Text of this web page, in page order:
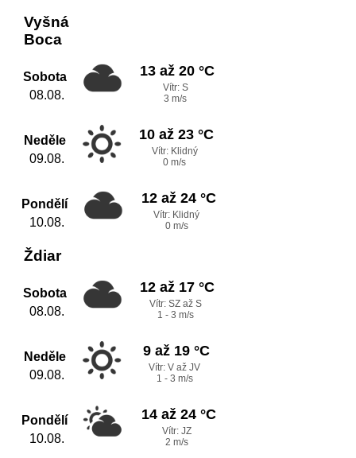
Vyšná
Boca
Sobota
08.08.
13 až 20 °C
Vítr: S
3 m/s
Neděle
09.08.
10 až 23 °C
Vítr: Klidný
0 m/s
Pondělí
10.08.
12 až 24 °C
Vítr: Klidný
0 m/s
Ždiar
Sobota
08.08.
12 až 17 °C
Vítr: SZ až S
1 - 3 m/s
Neděle
09.08.
9 až 19 °C
Vítr: V až JV
1 - 3 m/s
Pondělí
10.08.
14 až 24 °C
Vítr: JZ
2 m/s